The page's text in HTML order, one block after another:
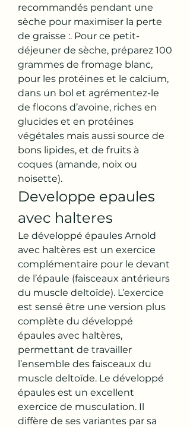
recommandés pendant une
sèche pour maximiser la perte
de graisse :. Pour ce petit-
déjeuner de sèche, préparez 100
grammes de fromage blanc,
pour les protéines et le calcium,
dans un bol et agrémentez-le
de flocons d’avoine, riches en
glucides et en protéines
végétales mais aussi source de
bons lipides, et de fruits à
coques (amande, noix ou
noisette).
Developpe epaules
avec halteres
Le développé épaules Arnold
avec haltères est un exercice
complémentaire pour le devant
de l’épaule (faisceaux antérieurs
du muscle deltoïde). L’exercice
est sensé être une version plus
complète du développé
épaules avec haltères,
permettant de travailler
l’ensemble des faisceaux du
muscle deltoïde. Le développé
épaules est un excellent
exercice de musculation. Il
diffère de ses variantes par sa